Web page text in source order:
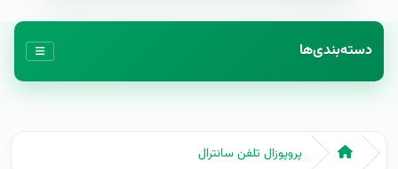
دسته‌بندی‌ها
پروپوزال تلفن سانترال